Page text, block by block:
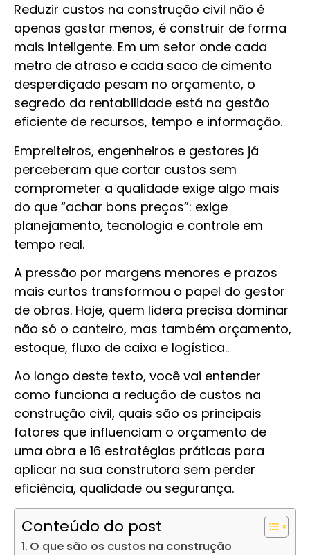
Reduzir custos na construção civil não é
apenas gastar menos, é construir de forma
mais inteligente. Em um setor onde cada
metro de atraso e cada saco de cimento
desperdiçado pesam no orçamento, o
segredo da rentabilidade está na gestão
eficiente de recursos, tempo e informação.
Empreiteiros, engenheiros e gestores já
perceberam que cortar custos sem
comprometer a qualidade exige algo mais
do que “achar bons preços”: exige
planejamento, tecnologia e controle em
tempo real.
A pressão por margens menores e prazos
mais curtos transformou o papel do gestor
de obras. Hoje, quem lidera precisa dominar
não só o canteiro, mas também orçamento,
estoque, fluxo de caixa e logística..
Ao longo deste texto, você vai entender
como funciona a redução de custos na
construção civil, quais são os principais
fatores que influenciam o orçamento de
uma obra e 16 estratégias práticas para
aplicar na sua construtora sem perder
eficiência, qualidade ou segurança.
Conteúdo do post
O que são os custos na construção